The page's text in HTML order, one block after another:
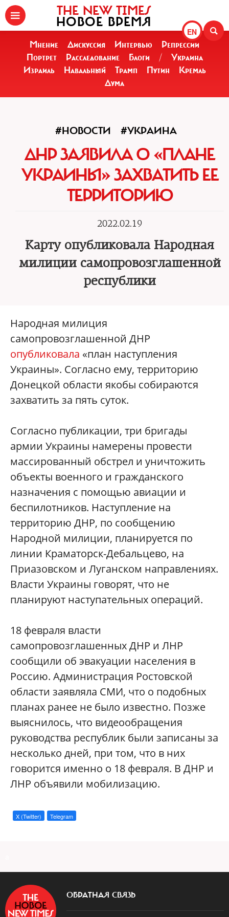
EN
THE NEW TIMES
НОВОЕ ВРЕМЯ
Мнение Дискуссия Интервью
Репрессии
Портрет
Расследование Блоги /
Украина
Израиль
Навальный Трамп Путин
Кремль
Дума
#НОВОСТИ #УКРАИНА
ДНР ЗАЯВИЛА О «ПЛАНЕ
УКРАИНЫ» ЗАХВАТИТЬ ЕЕ
ТЕРРИТОРИЮ
2022.02.19
Карту опубликовала Народная
милиции самопровозглашенной
республики
Народная милиция
самопровозглашенной ДНР
опубликовала «план наступления
Украины». Согласно ему, территорию
Донецкой области якобы собираются
захватить за пять суток.
Согласно публикации, три бригады
армии Украины намерены провести
массированный обстрел и уничтожить
объекты военного и гражданского
назначения с помощью авиации и
беспилотников. Наступление на
территорию ДНР, по сообщению
Народной милиции, планируется по
линии Краматорск-Дебальцево, на
Приазовском и Луганском направлениях.
Власти Украины говорят, что не
планируют наступательных операций.
18 февраля власти
самопровозглашенных ДНР и ЛНР
сообщили об эвакуации населения в
Россию. Администрация Ростовской
области заявляла СМИ, что о подобных
планах ранее не было известно. Позже
выяснилось, что видеообращения
руководства республик были записаны за
несколько дней, при том, что в них
говорится именно о 18 февраля. В ДНР и
ЛНР объявили мобилизацию.
X (Twitter) Telegram
ОБРАТНАЯ СВЯЗЬ